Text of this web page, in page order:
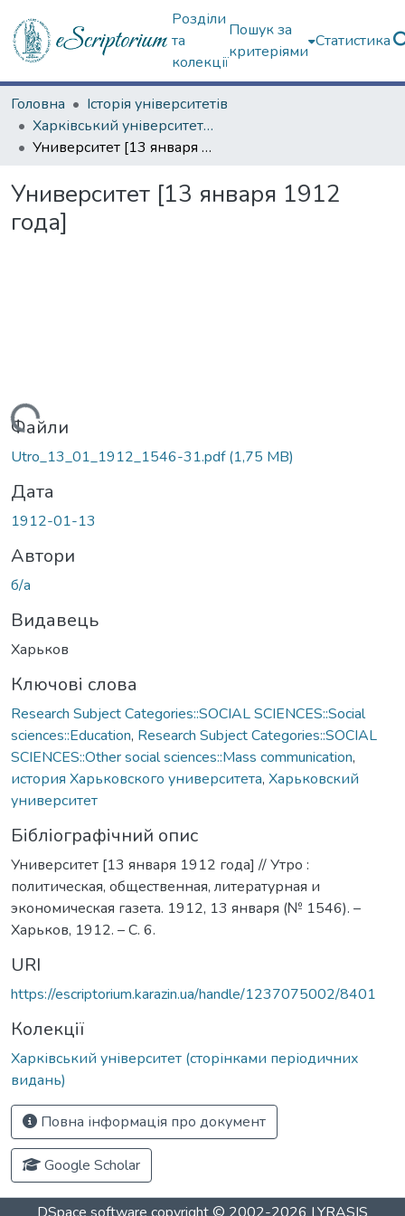
Розділи
та
колекції
Пошук за
критеріями
Статистика
Головна
Історія університетів
Харківський університет (сторінками періодичних видань)
Университет [13 января 1912 года]
Университет [13 января 1912
года]
Вантажиться...
Файли
Utro_13_01_1912_1546-31.pdf(1,75 MB)
Дата
1912-01-13
Автори
б/а
Видавець
Харьков
Ключові слова
Research Subject Categories::SOCIAL SCIENCES::Social
sciences::Education, Research Subject Categories::SOCIAL
SCIENCES::Other social sciences::Mass communication,
история Харьковского университета, Харьковский
университет
Бібліографічний опис
Университет [13 января 1912 года] // Утро :
политическая, общественная, литературная и
экономическая газета. 1912, 13 января (№ 1546). –
Харьков, 1912. – С. 6.
URI
https://escriptorium.karazin.ua/handle/1237075002/8401
Колекції
Харківський університет (сторінками періодичних
видань)
Повна інформація про документ
Google Scholar